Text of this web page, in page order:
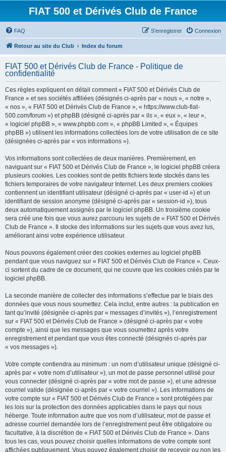
FIAT 500 et Dérivés Club de France
FAQ Connexion
S’enregistrer
Retour au site du Club Index du forum
FIAT 500 et Dérivés Club de France - Politique de
confidentialité
Ces règles expliquent en détail comment « FIAT 500 et Dérivés Club de
France » et ses sociétés affiliées (désignés ci-après par « nous », « notre »,
« nos », « FIAT 500 et Dérivés Club de France », « https://www.club-fiat-
500.com/forum ») et phpBB (désigné ci-après par « ils », « eux », « leur »,
« logiciel phpBB », « www.phpbb.com », « phpBB Limited », « Équipes
phpBB ») utilisent les informations collectées lors de votre utilisation de ce site
(désignées ci-après par « vos informations »).
Vos informations sont collectées de deux manières. Premièrement, en
naviguant sur « FIAT 500 et Dérivés Club de France », le logiciel phpBB créera
plusieurs cookies. Les cookies sont de petits fichiers texte stockés dans les
fichiers temporaires de votre navigateur Internet. Les deux premiers cookies
contiennent un identifiant utilisateur (désigné ci-après par « user-id ») et un
identifiant de session anonyme (désigné ci-après par « session-id »), tous
deux automatiquement assignés par le logiciel phpBB. Un troisième cookie
sera créé une fois que vous aurez parcouru les sujets de « FIAT 500 et Dérivés
Club de France ». Il stocke des informations sur les sujets que vous avez lus,
améliorant ainsi votre expérience utilisateur.
Nous pouvons également créer des cookies externes au logiciel phpBB
pendant que vous naviguez sur « FIAT 500 et Dérivés Club de France ». Ceux-
ci sortent du cadre de ce document, qui ne couvre que les cookies créés par le
logiciel phpBB.
La seconde manière de collecter des informations s’effectue par le biais des
données que vous nous soumettez. Cela inclut, entre autres : la publication en
tant qu’invité (désignée ci-après par « messages d’invités »), l’enregistrement
sur « FIAT 500 et Dérivés Club de France » (désigné ci-après par « votre
compte »), ainsi que les messages que vous soumettez après votre
enregistrement et pendant que vous êtes connecté (désignés ci-après par
« vos messages »).
Votre compte contiendra au minimum : un nom d’utilisateur unique (désigné ci-
après par « votre nom d’utilisateur »), un mot de passe personnel utilisé pour
vous connecter (désigné ci-après par « votre mot de passe »), et une adresse
courriel valide (désignée ci-après par « votre courriel »). Les informations de
votre compte sur « FIAT 500 et Dérivés Club de France » sont protégées par
les lois sur la protection des données applicables dans le pays qui nous
héberge. Toute information autre que vos nom d’utilisateur, mot de passe et
adresse courriel demandée lors de l’enregistrement peut être obligatoire ou
facultative, à la discrétion de « FIAT 500 et Dérivés Club de France ». Dans
tous les cas, vous pouvez choisir quelles informations de votre compte sont
affichées publiquement. Vous pouvez également choisir de recevoir ou non les